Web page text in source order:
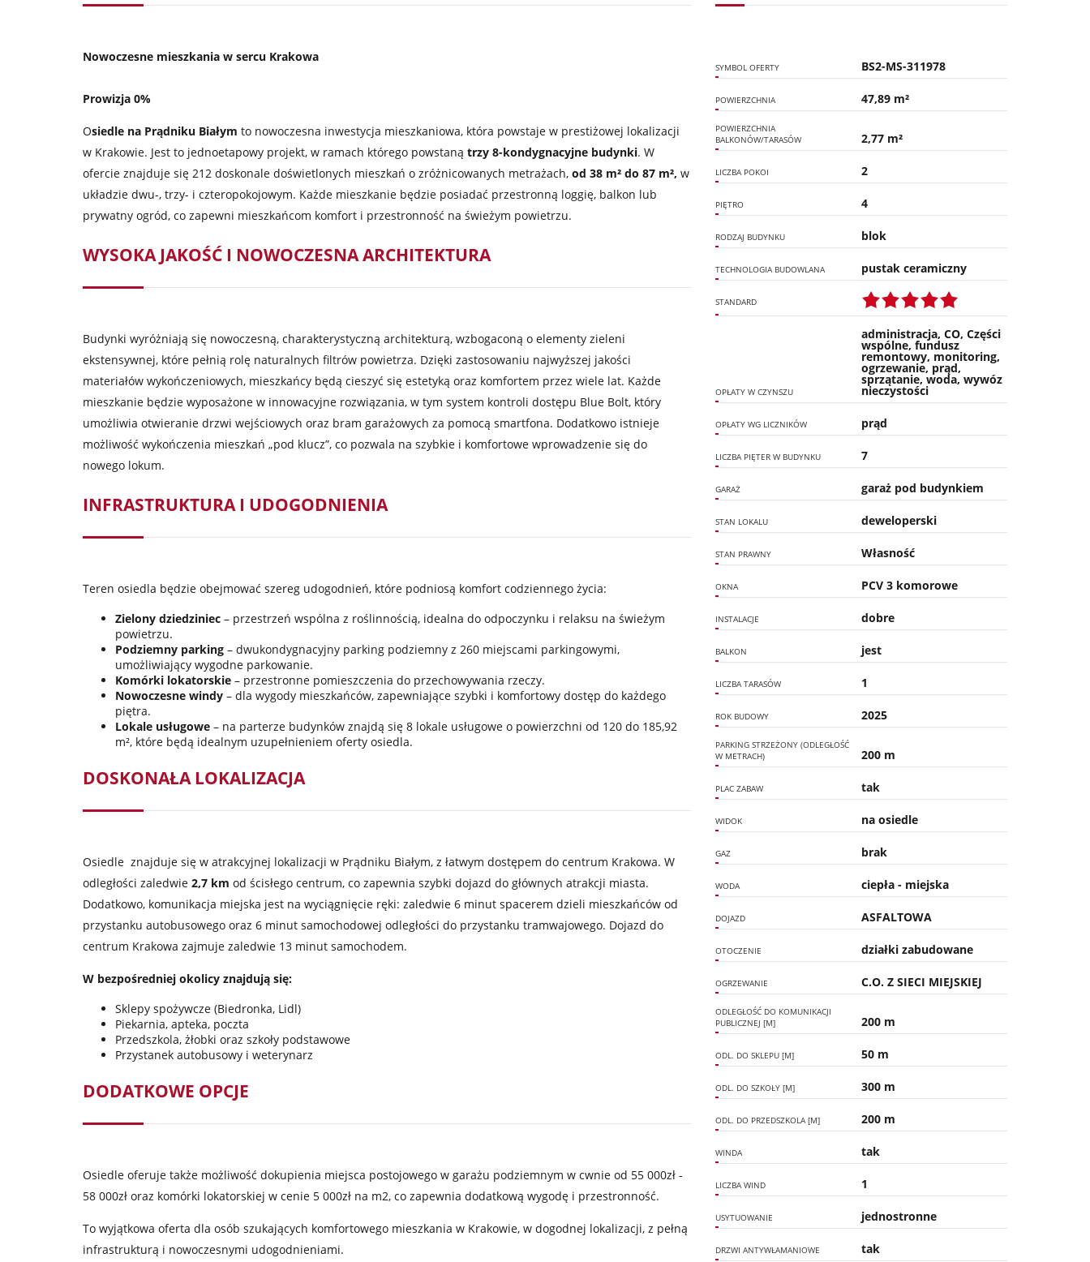
Nowoczesne mieszkania w sercu Krakowa
Prowizja 0%
Osiedle na Prądniku Białym to nowoczesna inwestycja mieszkaniowa, która powstaje w prestiżowej lokalizacji
w Krakowie. Jest to jednoetapowy projekt, w ramach którego powstaną trzy 8-kondygnacyjne budynki. W
ofercie znajduje się 212 doskonale doświetlonych mieszkań o zróżnicowanych metrażach, od 38 m² do 87 m², w
układzie dwu-, trzy- i czteropokojowym. Każde mieszkanie będzie posiadać przestronną loggię, balkon lub
prywatny ogród, co zapewni mieszkańcom komfort i przestronność na świeżym powietrzu.
WYSOKA JAKOŚĆ I NOWOCZESNA ARCHITEKTURA
Budynki wyróżniają się nowoczesną, charakterystyczną architekturą, wzbogaconą o elementy zieleni
ekstensywnej, które pełnią rolę naturalnych filtrów powietrza. Dzięki zastosowaniu najwyższej jakości
materiałów wykończeniowych, mieszkańcy będą cieszyć się estetyką oraz komfortem przez wiele lat. Każde
mieszkanie będzie wyposażone w innowacyjne rozwiązania, w tym system kontroli dostępu Blue Bolt, który
umożliwia otwieranie drzwi wejściowych oraz bram garażowych za pomocą smartfona. Dodatkowo istnieje
możliwość wykończenia mieszkań „pod klucz”, co pozwala na szybkie i komfortowe wprowadzenie się do
nowego lokum.
INFRASTRUKTURA I UDOGODNIENIA
Teren osiedla będzie obejmować szereg udogodnień, które podniosą komfort codziennego życia:
Zielony dziedziniec – przestrzeń wspólna z roślinnością, idealna do odpoczynku i relaksu na świeżym
powietrzu.
Podziemny parking – dwukondygnacyjny parking podziemny z 260 miejscami parkingowymi,
umożliwiający wygodne parkowanie.
Komórki lokatorskie – przestronne pomieszczenia do przechowywania rzeczy.
Nowoczesne windy – dla wygody mieszkańców, zapewniające szybki i komfortowy dostęp do każdego
piętra.
Lokale usługowe – na parterze budynków znajdą się 8 lokale usługowe o powierzchni od 120 do 185,92
m², które będą idealnym uzupełnieniem oferty osiedla.
DOSKONAŁA LOKALIZACJA
Osiedle znajduje się w atrakcyjnej lokalizacji w Prądniku Białym, z łatwym dostępem do centrum Krakowa. W
odległości zaledwie 2,7 km od ścisłego centrum, co zapewnia szybki dojazd do głównych atrakcji miasta.
Dodatkowo, komunikacja miejska jest na wyciągnięcie ręki: zaledwie 6 minut spacerem dzieli mieszkańców od
przystanku autobusowego oraz 6 minut samochodowej odległości do przystanku tramwajowego. Dojazd do
centrum Krakowa zajmuje zaledwie 13 minut samochodem.
W bezpośredniej okolicy znajdują się:
Sklepy spożywcze (Biedronka, Lidl)
Piekarnia, apteka, poczta
Przedszkola, żłobki oraz szkoły podstawowe
Przystanek autobusowy i weterynarz
DODATKOWE OPCJE
Osiedle oferuje także możliwość dokupienia miejsca postojowego w garażu podziemnym w cwnie od 55 000zł -
58 000zł oraz komórki lokatorskiej w cenie 5 000zł na m2, co zapewnia dodatkową wygodę i przestronność.
To wyjątkowa oferta dla osób szukających komfortowego mieszkania w Krakowie, w dogodnej lokalizacji, z pełną
infrastrukturą i nowoczesnymi udogodnieniami.
SYMBOL OFERTY BS2-MS-311978
POWIERZCHNIA 47,89 m²
POWIERZCHNIA
BALKONÓW/TARASÓW
2,77 m²
LICZBA POKOI 2
PIĘTRO 4
RODZAJ BUDYNKU blok
TECHNOLOGIA BUDOWLANA pustak ceramiczny
STANDARD
OPŁATY W CZYNSZU
administracja, CO, Części
wspólne, fundusz
remontowy, monitoring,
ogrzewanie, prąd,
sprzątanie, woda, wywóz
nieczystości
OPŁATY WG LICZNIKÓW prąd
LICZBA PIĘTER W BUDYNKU 7
GARAŻ garaż pod budynkiem
STAN LOKALU deweloperski
STAN PRAWNY Własność
OKNA PCV 3 komorowe
INSTALACJE dobre
BALKON jest
LICZBA TARASÓW 1
ROK BUDOWY 2025
PARKING STRZEŻONY (ODLEGŁOŚĆ
W METRACH)
200 m
PLAC ZABAW tak
WIDOK na osiedle
GAZ brak
WODA ciepła - miejska
DOJAZD ASFALTOWA
OTOCZENIE działki zabudowane
OGRZEWANIE C.O. Z SIECI MIEJSKIEJ
ODLEGŁOŚĆ DO KOMUNIKACJI
PUBLICZNEJ [M]
200 m
ODL. DO SKLEPU [M] 50 m
ODL. DO SZKOŁY [M] 300 m
ODL. DO PRZEDSZKOLA [M] 200 m
WINDA tak
LICZBA WIND 1
USYTUOWANIE jednostronne
DRZWI ANTYWŁAMANIOWE tak